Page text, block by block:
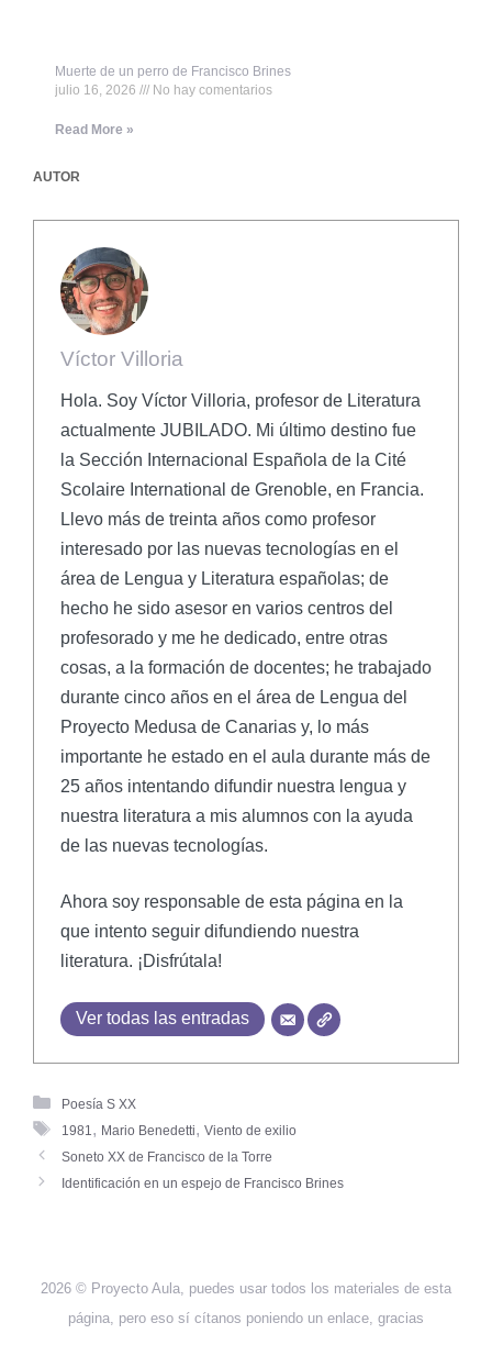
Muerte de un perro de Francisco Brines
julio 16, 2026
No hay comentarios
Read More »
AUTOR
Víctor Villoria
Hola. Soy Víctor Villoria, profesor de Literatura
actualmente JUBILADO. Mi último destino fue
la Sección Internacional Española de la Cité
Scolaire International de Grenoble, en Francia.
Llevo más de treinta años como profesor
interesado por las nuevas tecnologías en el
área de Lengua y Literatura españolas; de
hecho he sido asesor en varios centros del
profesorado y me he dedicado, entre otras
cosas, a la formación de docentes; he trabajado
durante cinco años en el área de Lengua del
Proyecto Medusa de Canarias y, lo más
importante he estado en el aula durante más de
25 años intentando difundir nuestra lengua y
nuestra literatura a mis alumnos con la ayuda
de las nuevas tecnologías.
Ahora soy responsable de esta página en la
que intento seguir difundiendo nuestra
literatura. ¡Disfrútala!
Ver todas las entradas
Poesía S XX
1981, Mario Benedetti, Viento de exilio
Soneto XX de Francisco de la Torre
Identificación en un espejo de Francisco Brines
2026 © Proyecto Aula, puedes usar todos los materiales de esta
página, pero eso sí cítanos poniendo un enlace, gracias